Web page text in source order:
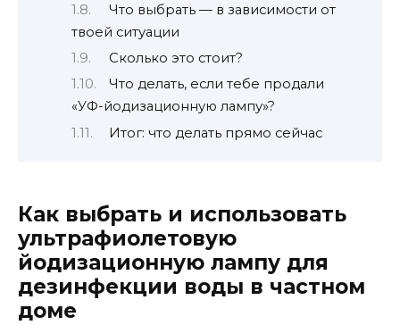
Что выбрать — в зависимости от
твоей ситуации
Сколько это стоит?
Что делать, если тебе продали
«УФ-йодизационную лампу»?
Итог: что делать прямо сейчас
Как выбрать и использовать
ультрафиолетовую
йодизационную лампу для
дезинфекции воды в частном
доме